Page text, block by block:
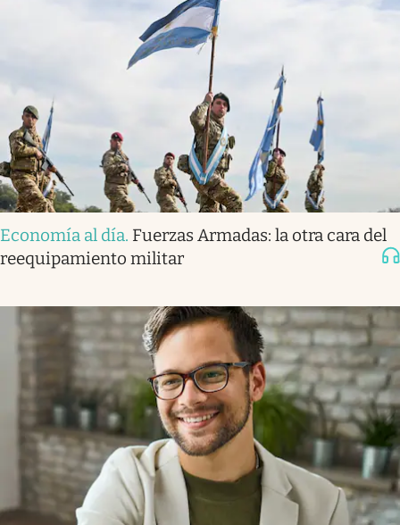
Economía al día. Fuerzas Armadas: la otra cara del
reequipamiento militar